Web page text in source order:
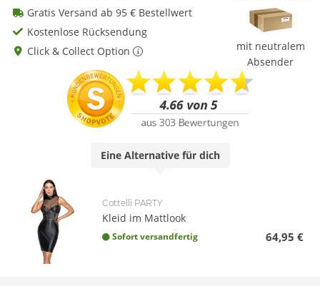
Gratis Versand ab 95 € Bestellwert
Kostenlose Rücksendung
Click & Collect Option
mit neutralem
Absender
Eine Alternativefür dich
Cottelli PARTY
Kleid im Mattlook
Sofort versandfertig 64,95 €